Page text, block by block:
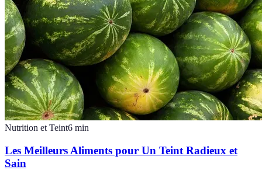
Nutrition et Teint6 min
Les Meilleurs Aliments pour Un Teint Radieux et
Sain